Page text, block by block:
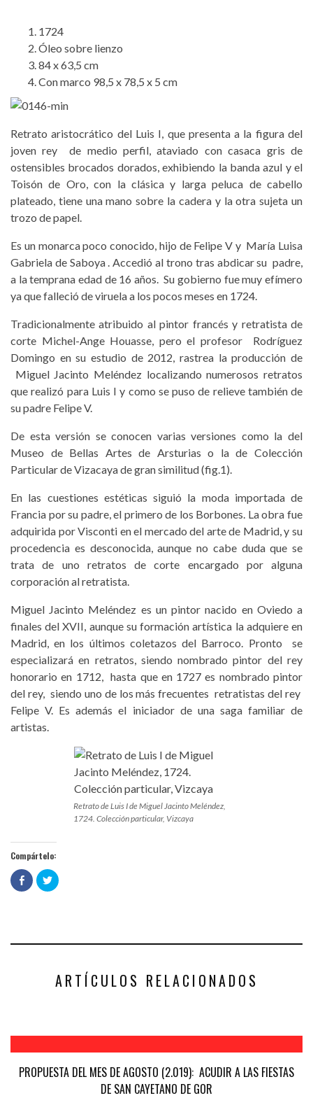
1724
Óleo sobre lienzo
84 x 63,5 cm
Con marco 98,5 x 78,5 x 5 cm
Retrato aristocrático del Luis I, que presenta a la figura del
joven rey de medio perfil, ataviado con casaca gris de
ostensibles brocados dorados, exhibiendo la banda azul y el
Toisón de Oro, con la clásica y larga peluca de cabello
plateado, tiene una mano sobre la cadera y la otra sujeta un
trozo de papel.
Es un monarca poco conocido, hijo de Felipe V y María Luisa
Gabriela de Saboya . Accedió al trono tras abdicar su padre,
a la temprana edad de 16 años. Su gobierno fue muy efímero
ya que falleció de viruela a los pocos meses en 1724.
Tradicionalmente atribuido al pintor francés y retratista de
corte Michel-Ange Houasse, pero el profesor Rodríguez
Domingo en su estudio de 2012, rastrea la producción de
Miguel Jacinto Meléndez localizando numerosos retratos
que realizó para Luis I y como se puso de relieve también de
su padre Felipe V.
De esta versión se conocen varias versiones como la del
Museo de Bellas Artes de Arsturias o la de Colección
Particular de Vizacaya de gran similitud (fig.1).
En las cuestiones estéticas siguió la moda importada de
Francia por su padre, el primero de los Borbones. La obra fue
adquirida por Visconti en el mercado del arte de Madrid, y su
procedencia es desconocida, aunque no cabe duda que se
trata de uno retratos de corte encargado por alguna
corporación al retratista.
Miguel Jacinto Meléndez es un pintor nacido en Oviedo a
finales del XVII, aunque su formación artística la adquiere en
Madrid, en los últimos coletazos del Barroco. Pronto se
especializará en retratos, siendo nombrado pintor del rey
honorario en 1712, hasta que en 1727 es nombrado pintor
del rey, siendo uno de los más frecuentes retratistas del rey
Felipe V. Es además el iniciador de una saga familiar de
artistas.
Retrato de Luis I de Miguel Jacinto Meléndez,
1724. Colección particular, Vizcaya
Compártelo:
Haz
clic
para
en
Haz
clic
en
ARTÍCULOS RELACIONADOS
PROPUESTA DEL MES DE AGOSTO (2.019): ACUDIR A LAS FIESTAS
DE SAN CAYETANO DE GOR